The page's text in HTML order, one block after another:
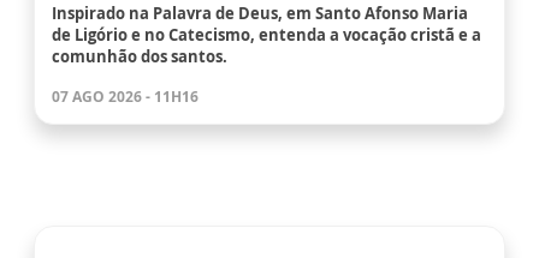
Inspirado na Palavra de Deus, em Santo Afonso Maria
de Ligório e no Catecismo, entenda a vocação cristã e a
comunhão dos santos.
07 AGO 2026 - 11H16